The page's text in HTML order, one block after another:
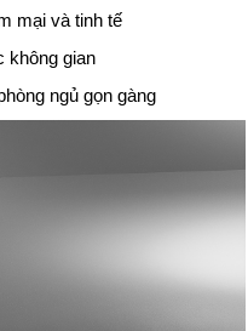
mại và tinh tế
không gian
ngủ gọn gàng